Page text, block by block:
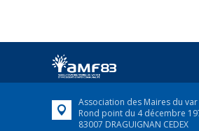
Association des Maires du var
Rond point du 4 décembre
83007 DRAGUIGNAN CEDEX